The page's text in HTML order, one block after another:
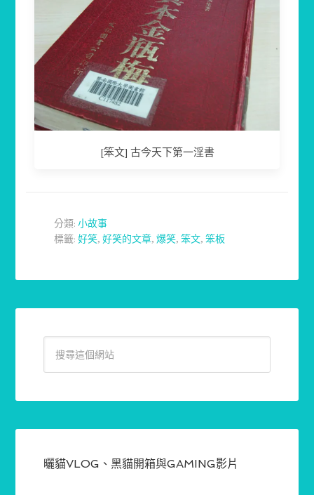
[笨文] 古今天下第一淫書
分類:小故事
標籤:好笑,好笑的文章,爆笑,笨文,笨板
曬貓VLOG、黑貓開箱與GAMING影片